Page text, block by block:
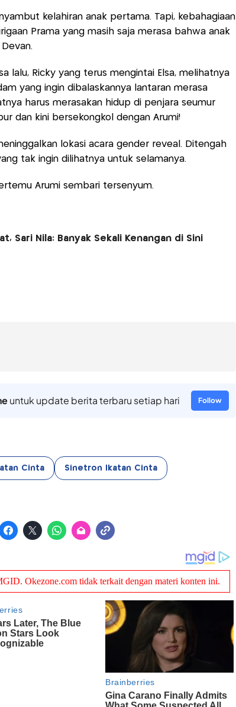
kelahiran anak pertama. Tapi, kebahagiaan
Prama yang masih saja merasa bahwa anak
lalu, Ricky yang terus mengintai Elsa, melihatnya
yang ingin dibalaskannya lantaran merasa
harus merasakan hidup di penjara seumur
dan kini bersekongkol dengan Arumi!
lokasi acara gender reveal. Ditengah
tak ingin dilihatnya untuk selamanya.
Arumi sembari tersenyum.
Sari Nila: Banyak Sekali Kenangan di Sini
untuk update berita terbaru setiap hari Follow
Cinta Sinetron Ikatan Cinta